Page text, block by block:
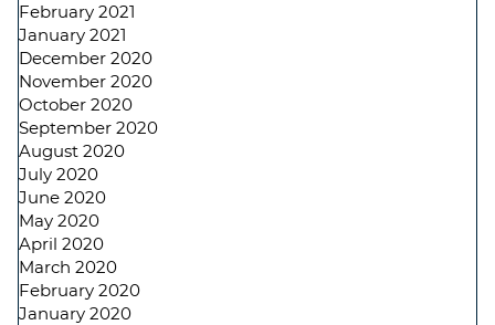
February 2021
January 2021
December 2020
November 2020
October 2020
September 2020
August 2020
July 2020
June 2020
May 2020
April 2020
March 2020
February 2020
January 2020